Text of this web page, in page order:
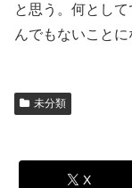
と思う。何とし
んでもないことに
未分類
X